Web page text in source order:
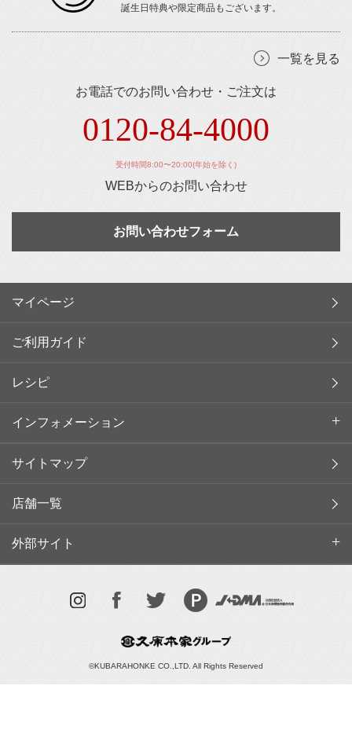
誕生日特典や限定商品もございます。
一覧を見る
お電話でのお問い合わせ・ご注文は
0120-84-4000
受付時間8:00〜20:00(年始を除く)
WEBからのお問い合わせ
お問い合わせフォーム
マイページ
ご利用ガイド
レシピ
インフォメーション
サイトマップ
店舗一覧
外部サイト
©KUBARAHONKE CO.,LTD. All Rights Reserved